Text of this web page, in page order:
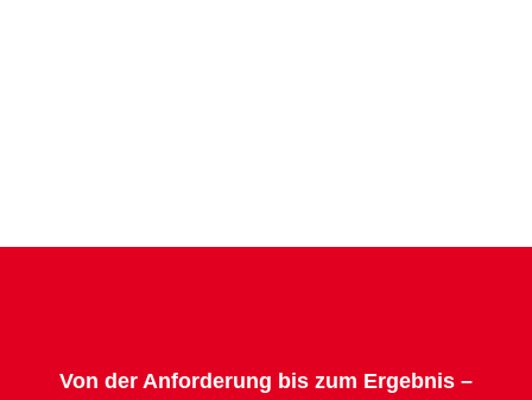
Von der Anforderung bis zum Ergebnis –